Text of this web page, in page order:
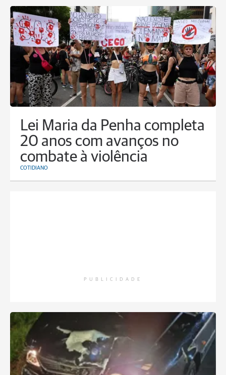
Lei Maria da Penha completa
20 anos com avanços no
combate à violência
COTIDIANO
PUBLICIDADE